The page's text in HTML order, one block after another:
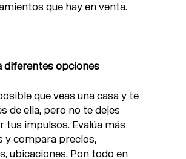
que hay en venta.
diferentes opciones
que veas una casa y te
de ella, pero no te dejes
tus impulsos. Evalúa más
y compara precios,
ubicaciones. Pon todo en